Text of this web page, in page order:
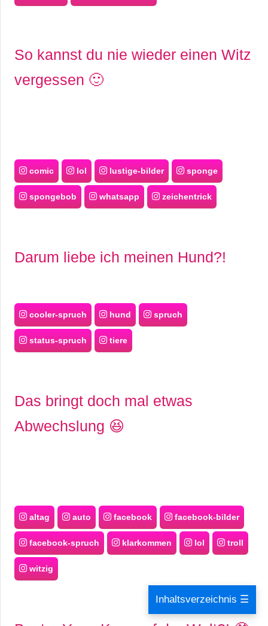
So kannst du nie wieder einen Witz
vergessen 🙂
comic lol lustige-bilder sponge
spongebob whatsapp zeichentrick
Darum liebe ich meinen Hund?!
cooler-spruch hund spruch
status-spruch tiere
Das bringt doch mal etwas
Abwechslung 😆
altag auto facebook facebook-bilder
facebook-spruch klarkommen lol troll
witzig
Inhaltsverzeichnis ☰